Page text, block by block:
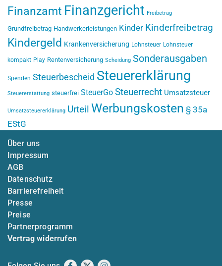
Finanzamt Finanzgericht Freibetrag
Grundfreibetrag Handwerkerleistungen Kinder Kinderfreibetrag
Kindergeld Krankenversicherung Lohnsteuer Lohnsteuer
kompakt Play Rentenversicherung Scheidung Sonderausgaben
Spenden Steuerbescheid Steuererklärung
Steuererstattung steuerfrei SteuerGo Steuerrecht Umsatzsteuer
Umsatzsteuererklärung Urteil Werbungskosten § 35a
EStG
Über uns
Impressum
AGB
Datenschutz
Barrierefreiheit
Presse
Preise
Partnerprogramm
Vertrag widerrufen